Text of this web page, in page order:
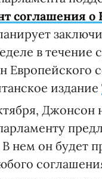
соглашения о
в течение
Европейского
издание
Джонсон
нем он будет